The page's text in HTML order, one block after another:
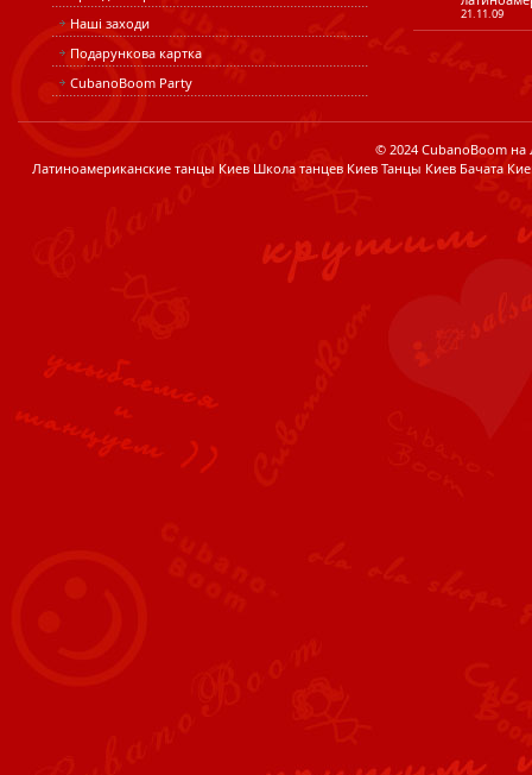
Наші заходи
Подарункова картка
CubanoBoom Party
21.11.09
© 2024 CubanoBoom на
Латиноамериканские танцы Киев Школа танцев Киев Танцы Киев Бачата